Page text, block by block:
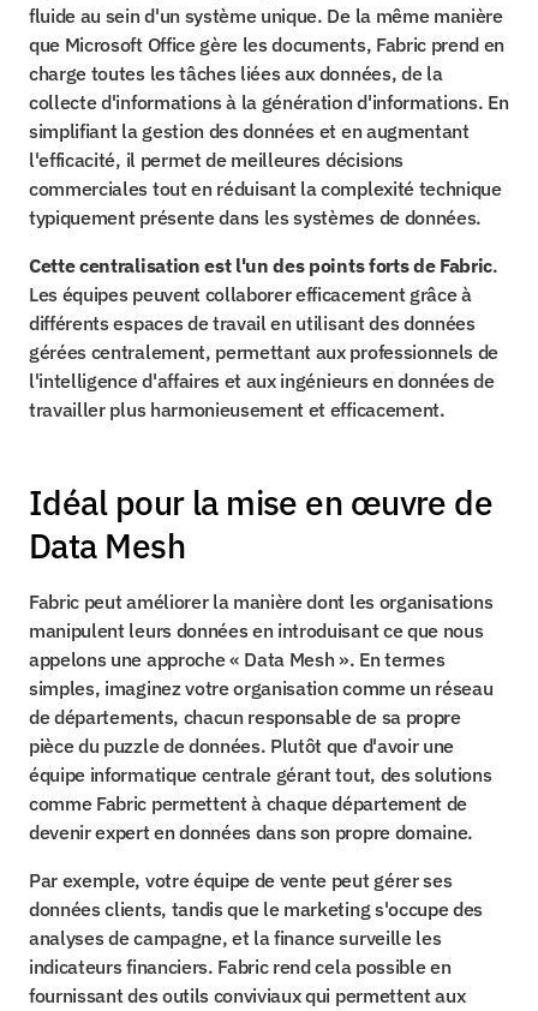
fluide au sein d'un système unique. De la même manière
que Microsoft Office gère les documents, Fabric prend en
charge toutes les tâches liées aux données, de la
collecte d'informations à la génération d'informations. En
simplifiant la gestion des données et en augmentant
l'efficacité, il permet de meilleures décisions
commerciales tout en réduisant la complexité technique
typiquement présente dans les systèmes de données.
Cette centralisation est l'un des points forts de Fabric.
Les équipes peuvent collaborer efficacement grâce à
différents espaces de travail en utilisant des données
gérées centralement, permettant aux professionnels de
l'intelligence d'affaires et aux ingénieurs en données de
travailler plus harmonieusement et efficacement.
Idéal pour la mise en œuvre de
Data Mesh
Fabric peut améliorer la manière dont les organisations
manipulent leurs données en introduisant ce que nous
appelons une approche « Data Mesh ». En termes
simples, imaginez votre organisation comme un réseau
de départements, chacun responsable de sa propre
pièce du puzzle de données. Plutôt que d'avoir une
équipe informatique centrale gérant tout, des solutions
comme Fabric permettent à chaque département de
devenir expert en données dans son propre domaine.
Par exemple, votre équipe de vente peut gérer ses
données clients, tandis que le marketing s'occupe des
analyses de campagne, et la finance surveille les
indicateurs financiers. Fabric rend cela possible en
fournissant des outils conviviaux qui permettent aux